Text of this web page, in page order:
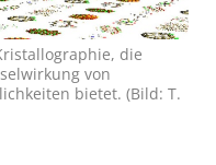
die
von
bietet. (Bild: T.